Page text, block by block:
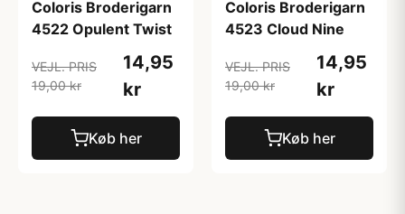
Coloris Broderigarn
4522 Opulent Twist
VEJL. PRIS
19,00 kr
14,95
kr
Køb her
Coloris Broderigarn
4523 Cloud Nine
VEJL. PRIS
19,00 kr
14,95
kr
Køb her